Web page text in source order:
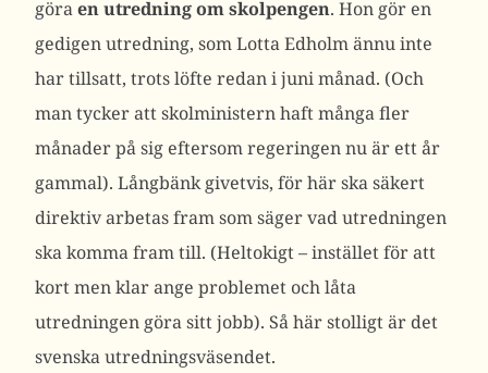
göraen utredning om skolpengen. Hon gör en
gedigen utredning, som Lotta Edholm ännu inte
har tillsatt, trots löfte redan i juni månad. (Och
man tycker att skolministern haft många fler
månader på sig eftersom regeringen nu är ett år
gammal). Långbänk givetvis, för här ska säkert
direktiv arbetas fram som säger vad utredningen
ska komma fram till. (Heltokigt – instället för att
kort men klar ange problemet och låta
utredningen göra sitt jobb). Så här stolligt är det
svenska utredningsväsendet.